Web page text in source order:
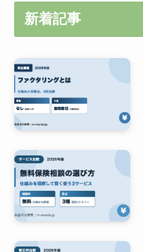
新着記事